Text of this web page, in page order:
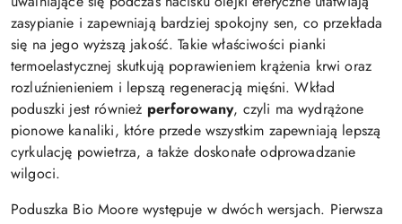
zasypianie i zapewniają bardziej spokojny sen, co przekłada
się na jego wyższą jakość. Takie właściwości pianki
termoelastycznej skutkują poprawieniem krążenia krwi oraz
rozluźnienieniem i lepszą regeneracją mięśni. Wkład
poduszki jest również perforowany, czyli ma wydrążone
pionowe kanaliki, które przede wszystkim zapewniają lepszą
cyrkulację powietrza, a także doskonałe odprowadzanie
wilgoci.
Poduszka Bio Moore występuje w dwóch wersjach. Pierwsza